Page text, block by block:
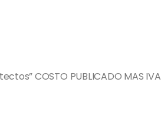
COSTO PUBLICADO MAS IVA